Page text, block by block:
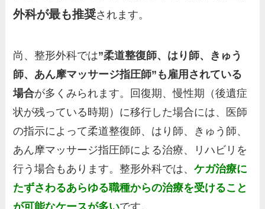
外科が最も推奨されます。
尚、整形外科では”柔道整復師、はり師、きゅう
師、あん摩マッサージ指圧師”も雇用されている
場合が多くみられます。回復期、慢性期（後遺症
状が残っている時期）に移行した場合には、医師
の指示によって柔道整復師、はり師、きゅう師、
あん摩マッサージ指圧師による治療、リハビリを
行う場合もあります。整形外科では、ケガ治療に
たずさわるあらゆる職種からの治療を受けること
が可能なケースが多いです。